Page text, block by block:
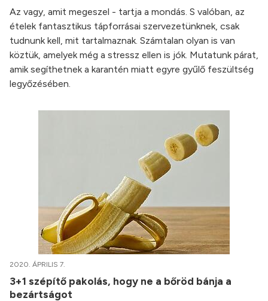
Az vagy, amit megeszel - tartja a mondás. S valóban, az
ételek fantasztikus tápforrásai szervezetünknek, csak
tudnunk kell, mit tartalmaznak. Számtalan olyan is van
köztük, amelyek még a stressz ellen is jók. Mutatunk párat,
amik segíthetnek a karantén miatt egyre gyűlő feszültség
legyőzésében.
2020. ÁPRILIS 7.
3+1 szépítő pakolás, hogy ne a bőröd bánja a
bezártságot